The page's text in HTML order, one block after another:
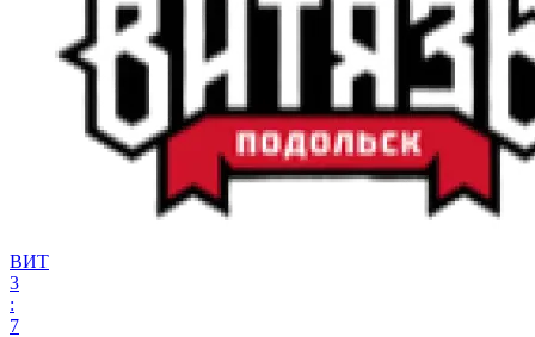
ВИТ
3
:
7